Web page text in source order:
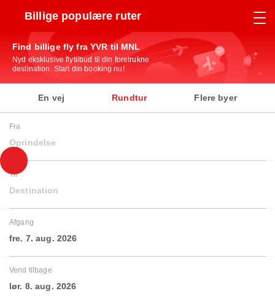
Billige populære ruter
Find billige fly fra YVR til MNL
Nyd eksklusive flytilbud til din foretrukne
destination. Start din booking nu!
En vej Rundtur Flere byer
Fra
Oprindelse
Til
Destination
Afgang
fre. 7. aug. 2026
Vend tilbage
lør. 8. aug. 2026